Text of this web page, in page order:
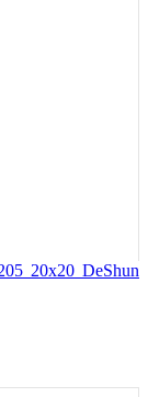
20x20 DeShun